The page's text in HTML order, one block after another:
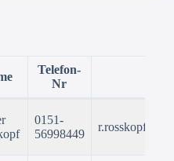
Telefon-
Nr
0151-
56998449